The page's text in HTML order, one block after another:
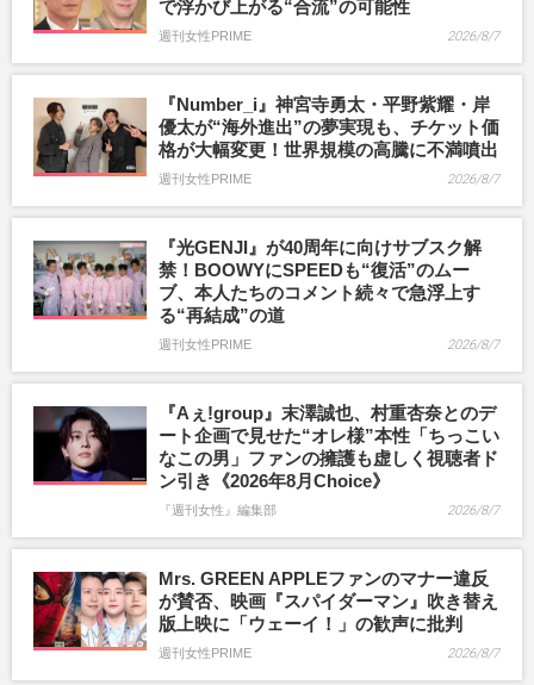
で浮かび上がる“合流”の可能性
週刊女性PRIME 2026/8/7
『Number_i』神宮寺勇太・平野紫耀・岸
優太が“海外進出”の夢実現も、チケット価
格が大幅変更！世界規模の高騰に不満噴出
週刊女性PRIME 2026/8/7
『光GENJI』が40周年に向けサブスク解
禁！BOOWYにSPEEDも“復活”のムー
ブ、本人たちのコメント続々で急浮上す
る“再結成”の道
週刊女性PRIME 2026/8/7
『Aぇ!group』末澤誠也、村重杏奈とのデ
ート企画で見せた“オレ様”本性「ちっこい
なこの男」ファンの擁護も虚しく視聴者ド
ン引き《2026年8月Choice》
『週刊女性』編集部 2026/8/7
Mrs. GREEN APPLEファンのマナー違反
が賛否、映画『スパイダーマン』吹き替え
版上映に「ウェーイ！」の歓声に批判
週刊女性PRIME 2026/8/7